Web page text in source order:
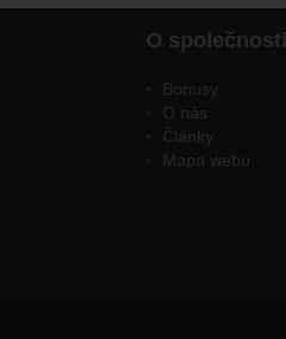
O společnosti
Bonusy
O nás
Články
Mapa webu